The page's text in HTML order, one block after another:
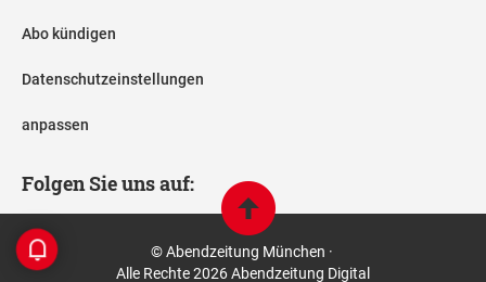
Abo kündigen
Datenschutzeinstellungen
anpassen
Folgen Sie uns auf:
© Abendzeitung München ·
Alle Rechte 2026 Abendzeitung Digital